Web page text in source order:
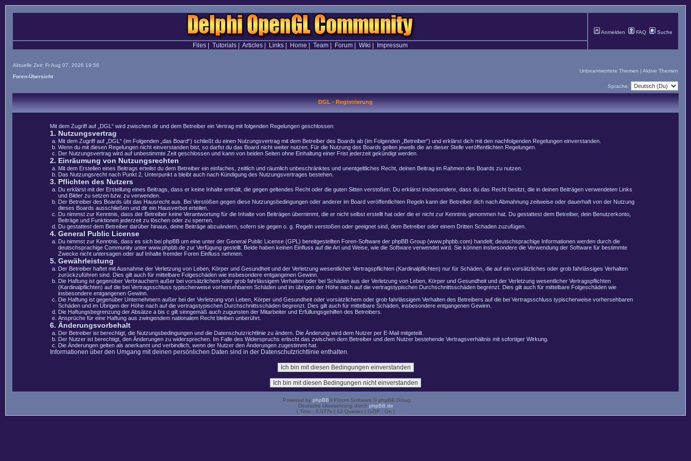
Anmelden FAQ Suche
Files| Tutorials| Articles| Links| Home Team| Forum| Wiki Impressum
Aktuelle Zeit: Fr Aug 07, 2026 19:56
Foren-Übersicht
Unbeantwortete Themen | Aktive Themen
Sprache:
DGL - Registrierung
Mit dem Zugriff auf „DGL“ wird zwischen dir und dem Betreiber ein Vertrag mit folgenden Regelungen geschlossen:
1. Nutzungsvertrag
Mit dem Zugriff auf „DGL“ (im Folgenden „das Board“) schließt du einen Nutzungsvertrag mit dem Betreiber des Boards ab (im Folgenden „Betreiber“) und erklärst dich mit den nachfolgenden Regelungen einverstanden.
Wenn du mit diesen Regelungen nicht einverstanden bist, so darfst du das Board nicht weiter nutzen. Für die Nutzung des Boards gelten jeweils die an dieser Stelle veröffentlichten Regelungen.
Der Nutzungsvertrag wird auf unbestimmte Zeit geschlossen und kann von beiden Seiten ohne Einhaltung einer Frist jederzeit gekündigt werden.
2. Einräumung von Nutzungsrechten
Mit dem Erstellen eines Beitrags erteilst du dem Betreiber ein einfaches, zeitlich und räumlich unbeschränktes und unentgeltliches Recht, deinen Beitrag im Rahmen des Boards zu nutzen.
Das Nutzungsrecht nach Punkt 2, Unterpunkt a bleibt auch nach Kündigung des Nutzungsvertrages bestehen.
3. Pflichten des Nutzers
Du erklärst mit der Erstellung eines Beitrags, dass er keine Inhalte enthält, die gegen geltendes Recht oder die guten Sitten verstoßen. Du erklärst insbesondere, dass du das Recht besitzt, die in deinen Beiträgen verwendeten Links
und Bilder zu setzen bzw. zu verwenden.
Der Betreiber des Boards übt das Hausrecht aus. Bei Verstößen gegen diese Nutzungsbedingungen oder anderer im Board veröffentlichten Regeln kann der Betreiber dich nach Abmahnung zeitweise oder dauerhaft von der Nutzung
dieses Boards ausschließen und dir ein Hausverbot erteilen.
Du nimmst zur Kenntnis, dass der Betreiber keine Verantwortung für die Inhalte von Beiträgen übernimmt, die er nicht selbst erstellt hat oder die er nicht zur Kenntnis genommen hat. Du gestattest dem Betreiber, dein Benutzerkonto,
Beiträge und Funktionen jederzeit zu löschen oder zu sperren.
Du gestattest dem Betreiber darüber hinaus, deine Beiträge abzuändern, sofern sie gegen o. g. Regeln verstoßen oder geeignet sind, dem Betreiber oder einem Dritten Schaden zuzufügen.
4. General Public License
Du nimmst zur Kenntnis, dass es sich bei phpBB um eine unter der General Public License (GPL) bereitgestellten Foren-Software der phpBB Group (www.phpbb.com) handelt; deutschsprachige Informationen werden durch die
deutschsprachige Community unter www.phpbb.de zur Verfügung gestellt. Beide haben keinen Einfluss auf die Art und Weise, wie die Software verwendet wird. Sie können insbesondere die Verwendung der Software für bestimmte
Zwecke nicht untersagen oder auf Inhalte fremder Foren Einfluss nehmen.
5. Gewährleistung
Der Betreiber haftet mit Ausnahme der Verletzung von Leben, Körper und Gesundheit und der Verletzung wesentlicher Vertragspflichten (Kardinalpflichten) nur für Schäden, die auf ein vorsätzliches oder grob fahrlässiges Verhalten
zurückzuführen sind. Dies gilt auch für mittelbare Folgeschäden wie insbesondere entgangenen Gewinn.
Die Haftung ist gegenüber Verbrauchern außer bei vorsätzlichem oder grob fahrlässigem Verhalten oder bei Schäden aus der Verletzung von Leben, Körper und Gesundheit und der Verletzung wesentlicher Vertragspflichten
(Kardinalpflichten) auf die bei Vertragsschluss typischerweise vorhersehbaren Schäden und im übrigen der Höhe nach auf die vertragstypischen Durchschnittsschäden begrenzt. Dies gilt auch für mittelbare Folgeschäden wie
insbesondere entgangenen Gewinn.
Die Haftung ist gegenüber Unternehmern außer bei der Verletzung von Leben, Körper und Gesundheit oder vorsätzlichem oder grob fahrlässigem Verhalten des Betreibers auf die bei Vertragsschluss typischerweise vorhersehbaren
Schäden und im Übrigen der Höhe nach auf die vertragstypischen Durchschnittsschäden begrenzt. Dies gilt auch für mittelbare Schäden, insbesondere entgangenen Gewinn.
Die Haftungsbegrenzung der Absätze a bis c gilt sinngemäß auch zugunsten der Mitarbeiter und Erfüllungsgehilfen des Betreibers.
Ansprüche für eine Haftung aus zwingendem nationalem Recht bleiben unberührt.
6. Änderungsvorbehalt
Der Betreiber ist berechtigt, die Nutzungsbedingungen und die Datenschutzrichtlinie zu ändern. Die Änderung wird dem Nutzer per E-Mail mitgeteilt.
Der Nutzer ist berechtigt, den Änderungen zu widersprechen. Im Falle des Widerspruchs erlischt das zwischen dem Betreiber und dem Nutzer bestehende Vertragsverhältnis mit sofortiger Wirkung.
Die Änderungen gelten als anerkannt und verbindlich, wenn der Nutzer den Änderungen zugestimmt hat.
Informationen über den Umgang mit deinen persönlichen Daten sind in der Datenschutzrichtlinie enthalten.
Powered by phpBB® Forum Software © phpBB Group
Deutsche Übersetzung durch phpBB.de
[ Time : 0.077s | 12 Queries | GZIP : On ]